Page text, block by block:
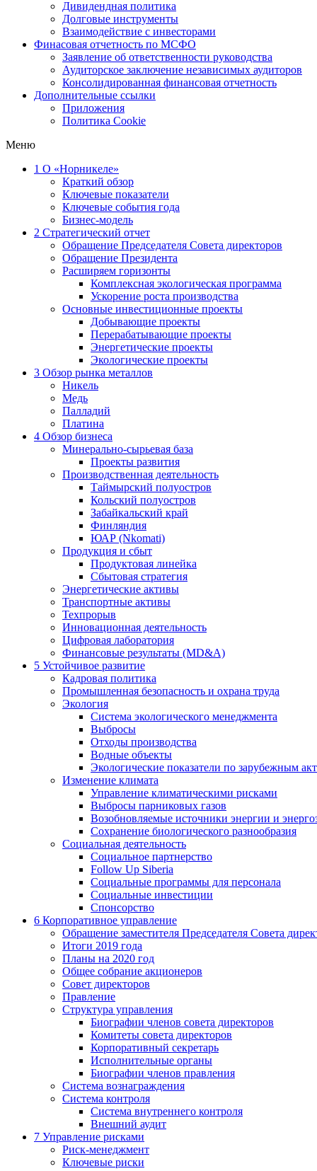
Дивидендная политика
Долговые инструменты
Взаимодействие с инвеcторами
Финасовая отчетность по МСФО
Заявление об ответственности руководства
Аудиторское заключение независимых аудиторов
Консолидированная финансовая отчетность
Дополнительные ссылки
Приложения
Политика Cookie
Меню
1 О «Норникеле»
Краткий обзор
Ключевые показатели
Ключевые события года
Бизнес-модель
2 Стратегический отчет
Обращение Председателя Совета директоров
Обращение Президента
Расширяем горизонты
Комплексная экологическая программа
Ускорение роста производства
Основные инвестиционные проекты
Добывающие проекты
Перерабатывающие проекты
Энергетические проекты
Экологические проекты
3 Обзор рынка металлов
Никель
Медь
Палладий
Платина
4 Обзор бизнеса
Минерально-сырьевая база
Проекты развития
Производственная деятельность
Таймырский полуостров
Кольский полуостров
Забайкальский край
Финляндия
ЮАР (Nkomati)
Продукция и сбыт
Продуктовая линейка
Сбытовая стратегия
Энергетические активы
Транспортные активы
Техпрорыв
Инновационная деятельность
Цифровая лаборатория
Финансовые результаты (MD&A)
5 Устойчивое развитие
Кадровая политика
Промышленная безопасность и охрана труда
Экология
Система экологического менеджмента
Выбросы
Отходы производства
Водные объекты
Экологические показатели по зарубежным
Изменение климата
Управление климатическими рисками
Выбросы парниковых газов
Возобновляемые источники энергии и
Сохранение биологического разнообразия
Социальная деятельность
Социальное партнерство
Follow Up Siberia
Социальные программы для персонала
Социальные инвестиции
Спонсорство
6 Корпоративное управление
Обращение заместителя Председателя Совета
Итоги 2019 года
Планы на 2020 год
Общее собрание акционеров
Совет директоров
Правление
Структура управления
Биографии членов совета директоров
Комитеты совета директоров
Корпоративный секретарь
Исполнительные органы
Биографии членов правления
Система вознаграждения
Система контроля
Система внутреннего контроля
Внешний аудит
7 Управление рисками
Риск-менеджмент
Ключевые риски